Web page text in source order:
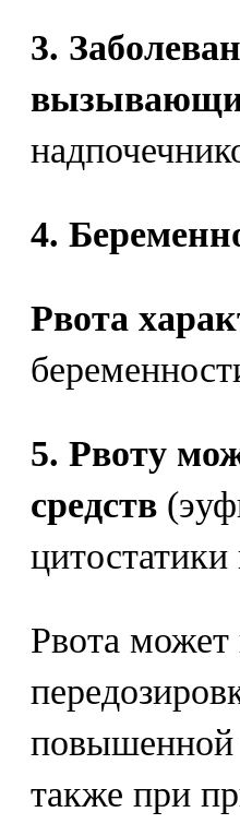
3.
4.
Рвота
5. Рвоту
средств
Рвота может
повышенной
также при